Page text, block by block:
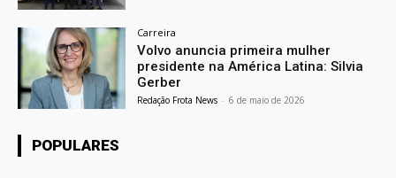
Carreira
Volvo anuncia primeira mulher
presidente na América Latina: Silvia
Gerber
Redação Frota News - 6 de maio de 2026
POPULARES